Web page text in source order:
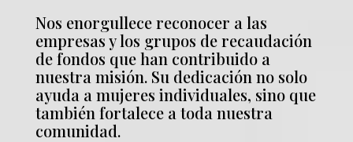
Nos enorgullece reconocer a las
empresas y los grupos de recaudación
de fondos que han contribuido a
nuestra misión. Su dedicación no solo
ayuda a mujeres individuales, sino que
también fortalece a toda nuestra
comunidad.